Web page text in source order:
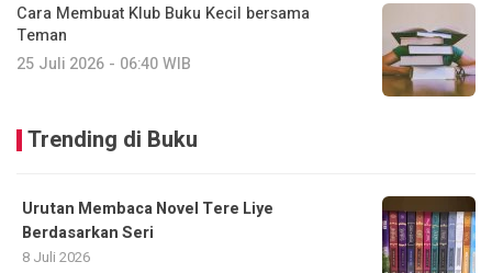
Cara Membuat Klub Buku Kecil bersama
Teman
25 Juli 2026 - 06:40 WIB
Trending di Buku
Urutan Membaca Novel Tere Liye
Berdasarkan Seri
8 Juli 2026